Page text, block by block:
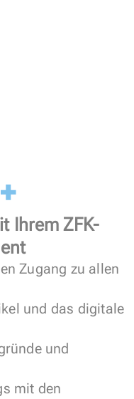
Ihrem ZFK-
Zugang zu allen
und das digitale
und
mit den